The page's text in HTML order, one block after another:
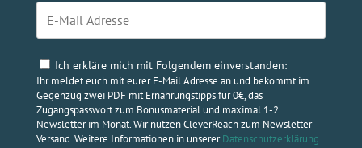
Ich erkläre mich mit Folgendem einverstanden:
Ihr meldet euch mit eurer E-Mail Adresse an und bekommt im
Gegenzug zwei PDF mit Ernährungstipps für 0€, das
Zugangspasswort zum Bonusmaterial und maximal 1-2
Newsletter im Monat. Wir nutzen CleverReach zum Newsletter-
Versand. Weitere Informationen in unsererDatenschutzerklärung